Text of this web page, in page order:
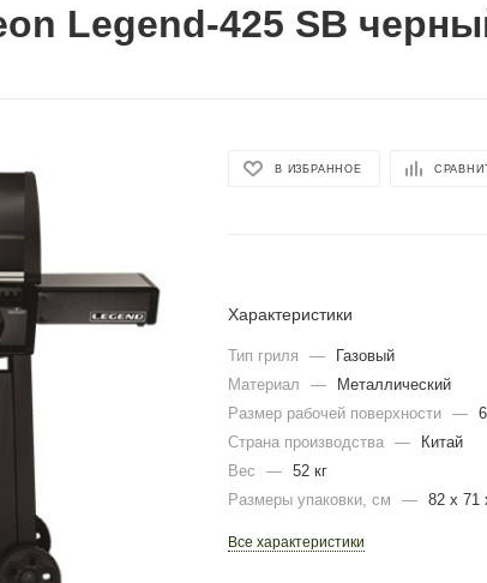
Legend-425 SB
В ИЗБРАННОЕ
Характеристики
Тип гриля —
Газовый
Материал
—
Металлический
Размер рабочей поверхности —
Страна производства —
Китай
Вес
— 52 кг
Размеры упаковки, cм
— 82 х 71
Все характеристики